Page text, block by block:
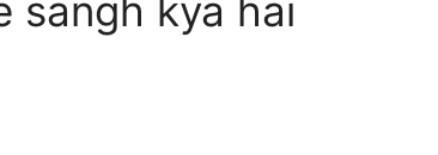
sangh kya hai